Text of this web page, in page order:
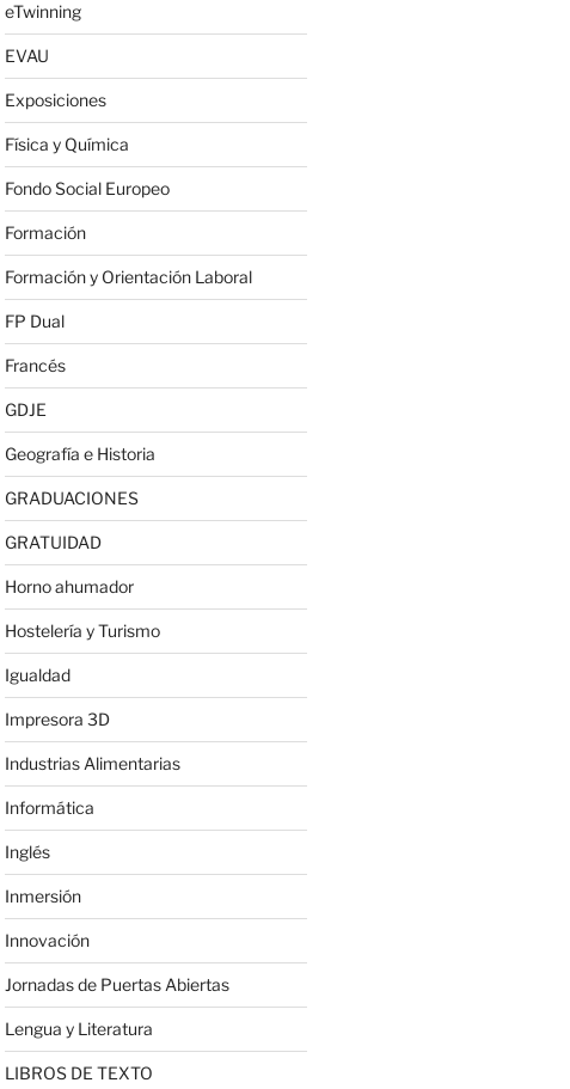
eTwinning
EVAU
Exposiciones
Física y Química
Fondo Social Europeo
Formación
Formación y Orientación Laboral
FP Dual
Francés
GDJE
Geografía e Historia
GRADUACIONES
GRATUIDAD
Horno ahumador
Hostelería y Turismo
Igualdad
Impresora 3D
Industrias Alimentarias
Informática
Inglés
Inmersión
Innovación
Jornadas de Puertas Abiertas
Lengua y Literatura
LIBROS DE TEXTO